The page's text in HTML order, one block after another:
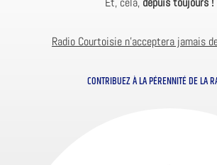
Radio Courtoisie n’acceptera jamais
CONTRIBUEZ À LA PÉRENNITÉ DE LA